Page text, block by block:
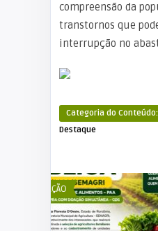
compreensão da
transtornos que
interrupção no
Categoria do Conteúdo:
Destaque
ADMINISTRAÇÃO